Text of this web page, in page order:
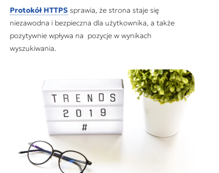
Protokół HTTPS sprawia, że strona staje się
niezawodna i bezpieczna dla użytkownika, a także
pozytywnie wpływa na pozycje w wynikach
wyszukiwania.